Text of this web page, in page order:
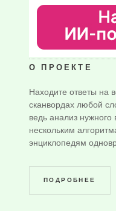
О ПРОЕКТЕ
Находите ответы на
сканвордах любой
ведь анализ нужного
нескольким
энциклопедям
ПОДРОБНЕЕ